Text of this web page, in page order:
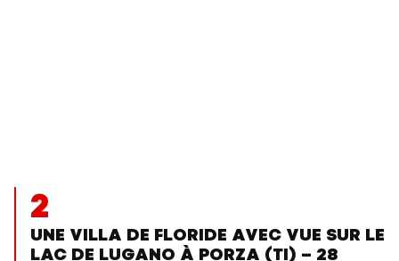
2
UNE VILLA DE FLORIDE AVEC VUE SUR LE
LAC DE LUGANO À PORZA (TI) – 28